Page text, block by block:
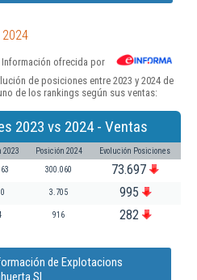
Información ofrecida por
de posiciones entre 2023 y 2024 de
de los rankings según sus ventas:
2023 vs 2024 - Ventas
2023 Posición 2024 Evolución Posiciones
300.060 73.697
3.705 995
916 282
de Explotacions
Sl